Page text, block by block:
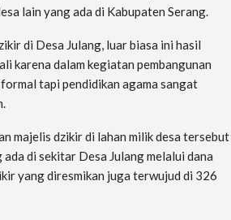
lain yang ada di Kabupaten Serang.
di Desa Julang, luar biasa ini hasil
karena dalam kegiatan pembangunan
tapi pendidikan agama sangat
majelis dzikir di lahan milik desa tersebut
di sekitar Desa Julang melalui dana
yang diresmikan juga terwujud di 326